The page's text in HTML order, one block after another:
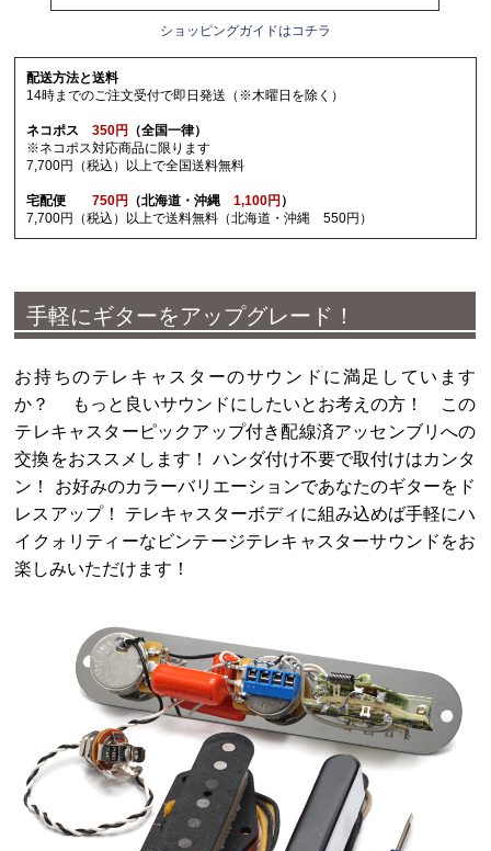
ショッピングガイドはコチラ
配送方法と送料
14時までのご注文受付で即日発送（※木曜日を除く）
ネコポス350円
（全国一律）
※ネコポス対応商品に限ります
7,700円（税込）以上で全国送料無料
宅配便750円 （北海道・沖縄1,100円 ）
7,700円（税込）以上で送料無料（北海道・沖縄 550円）
手軽にギターをアップグレード！
お持ちのテレキャスターのサウンドに満足しています
か？ もっと良いサウンドにしたいとお考えの方！ この
テレキャスターピックアップ付き配線済アッセンブリへの
交換をおススメします！ ハンダ付け不要で取付けはカンタ
ン！ お好みのカラーバリエーションであなたのギターをド
レスアップ！ テレキャスターボディに組み込めば手軽にハ
イクォリティーなビンテージテレキャスターサウンドをお
楽しみいただけます！